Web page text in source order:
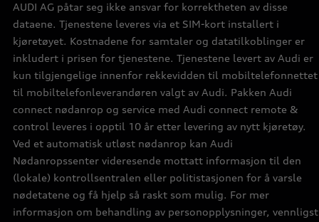
AUDI AG påtar seg ikke ansvar for korrektheten av disse
dataene. Tjenestene leveres via et SIM-kort installert i
kjøretøyet. Kostnadene for samtaler og datatilkoblinger er
inkludert i prisen for tjenestene. Tjenestene levert av Audi er
kun tilgjengelige innenfor rekkevidden til mobiltelefonnettet
til mobiltelefonleverandøren valgt av Audi. Pakken Audi
connect nødanrop og service med Audi connect remote &
control leveres i opptil 10 år etter levering av nytt kjøretøy.
Ved et automatisk utløst nødanrop kan Audi
Nødanropssenter videresende mottatt informasjon til den
(lokale) kontrollsentralen eller politistasjonen for å varsle
nødetatene og få hjelp så raskt som mulig. For mer
informasjon om behandling av personopplysninger, vennligst